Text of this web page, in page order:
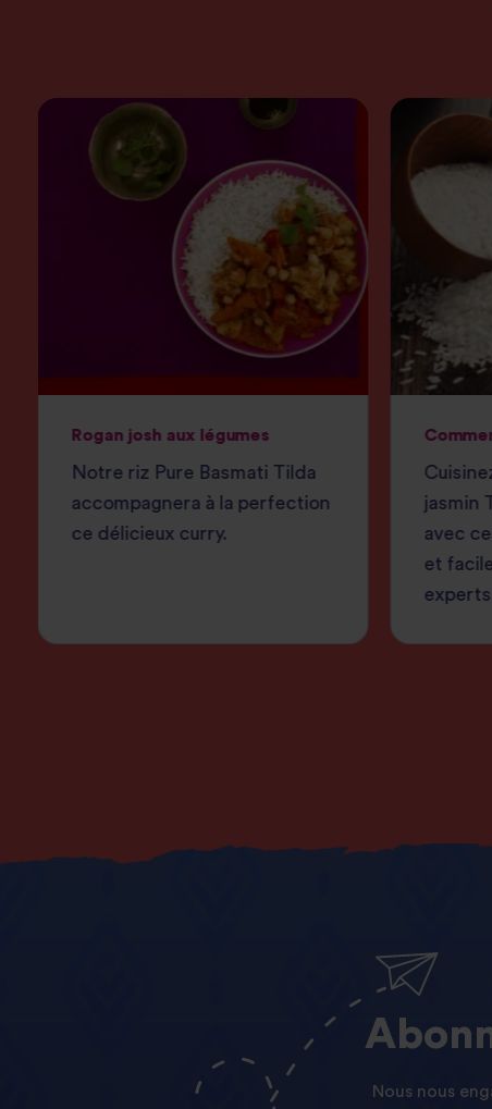
Rogan josh aux légumes
Notre riz Pure Basmati Tilda
accompagnera à la perfection
ce délicieux curry.
jasmin
avec
et
Nous nous